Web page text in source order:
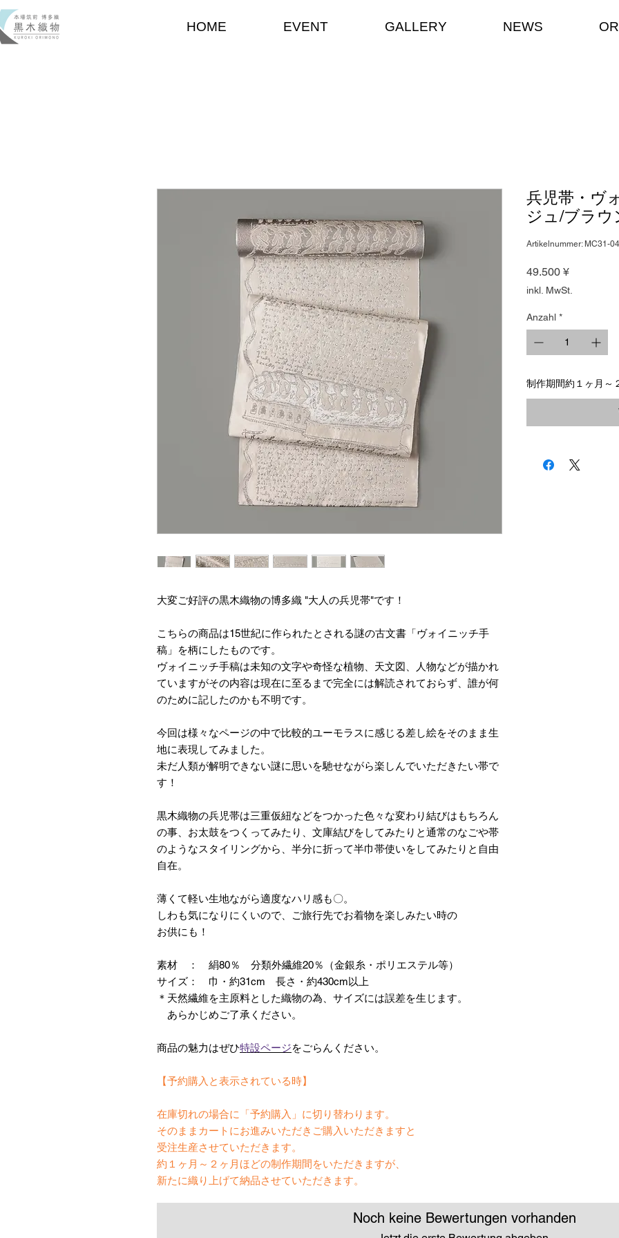
HOME EVENT GALLERY NEWS
大変ご好評の黒木織物の博多織 "大人の兵児帯"です！
こちらの商品は15世紀に作られたとされる謎の古文書「ヴォイニッチ手
稿」を柄にしたものです。
ヴォイニッチ手稿は未知の文字や奇怪な植物、天文図、人物などが描かれ
ていますがその内容は現在に至るまで完全には解読されておらず、誰が何
のために記したのかも不明です。
今回は様々なページの中で比較的ユーモラスに感じる差し絵をそのまま生
地に表現してみました。
未だ人類が解明できない謎に思いを馳せながら楽しんでいただきたい帯で
す！
黒木織物の兵児帯は三重仮紐などをつかった色々な変わり結びはもちろん
の事、お太鼓をつくってみたり、文庫結びをしてみたりと通常のなごや帯
のようなスタイリングから、半分に折って半巾帯使いをしてみたりと自由
自在。
薄くて軽い生地ながら適度なハリ感も〇。
しわも気になりにくいので、ご旅行先でお着物を楽しみたい時の
お供にも！
素材 ： 絹80％ 分類外繊維20％（金銀糸・ポリエステル等）
サイズ： 巾・約31cm 長さ・約430cm以上
＊天然繊維を主原料とした織物の為、サイズには誤差を生じます。
あらかじめご了承ください。
商品の魅力はぜひ特設ページをごらんください。
【予約購入と表示されている時】
在庫切れの場合に「予約購入」に切り替わります。
そのままカートにお進みいただきご購入いただきますと
受注生産させていただきます。
約１ヶ月～２ヶ月ほどの制作期間をいただきますが、
新たに織り上げて納品させていただきます。
兵児帯・ヴ
ジュ/ブラウ
Artikelnummer: MC31-
49.500 ¥Preis
inkl. MwSt.
Anzahl *
制作期間約１ヶ月～
Noch keine Bewertungen vorhanden